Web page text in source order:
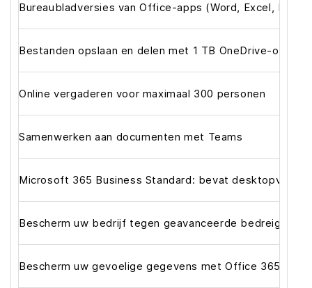
Bureaubladversies van Office-apps (Word, Excel,
Bestanden opslaan en delen met 1 TB OneDrive-opslag
Online vergaderen voor maximaal 300 personen
Samenwerken aan documenten met Teams
Microsoft 365 Business Standard: bevat
Bescherm uw bedrijf tegen geavanceerde
Bescherm uw gevoelige gegevens met Office 365